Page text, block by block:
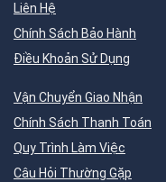
Liên Hệ
Chính Sách Bảo Hành
Điều Khoản Sử Dụng
Vận Chuyển Giao Nhận
Chính Sách Thanh Toán
Quy Trình Làm Việc
Câu Hỏi Thường Gặp